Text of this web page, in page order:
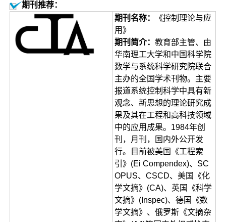
期刊推荐：
期刊名称：
《控制理论与应
用》
期刊简介：教育部主管、由
华南理工大学和中国科学院
数学与系统科学研究院联合
主办的全国学术刊物。主要
报道系统控制科学中具有新
观念、新思想的理论研究成
果及其在工程和高科技领域
中的应用成果。1984年创
刊，月刊，国内外公开发
行。目前被美国《工程索
引》(Ei Compendex)、SC
OPUS、CSCD、美国《化
学文摘》(CA)、英国《科学
文摘》(Inspec)、德国《数
学文摘》、俄罗斯《文摘杂